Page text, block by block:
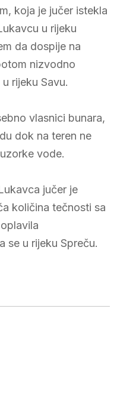
koja je jučer istekla
u rijeku
da dospije na
nizvodno
rijeku Savu.
vlasnici bunara,
dok na teren ne
vode.
jučer je
količina tečnosti sa
se u rijeku Spreču.